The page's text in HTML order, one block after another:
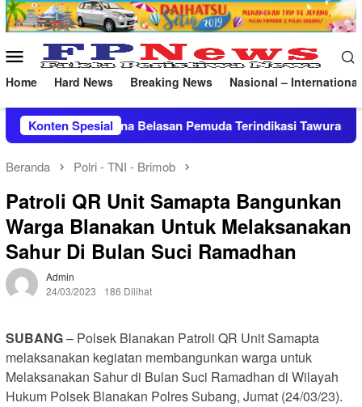
Loncat
ke
Menu
Mobile
Home Hard News Breaking News Nasional – International
Konten Spesial
Pemuda Terindikasi Tawuran dan Minta Orang Tua Perketat
Beranda Polri - TNI - Brimob
Patroli QR Unit Samapta Bangunkan
Warga Blanakan Untuk Melaksanakan
Sahur Di Bulan Suci Ramadhan
Admin
24/03/2023
186 Dilihat
SUBANG– Polsek Blanakan Patroli QR Unit Samapta
melaksanakan kegiatan membangunkan warga untuk
Melaksanakan Sahur di Bulan Suci Ramadhan di Wilayah
Hukum Polsek Blanakan Polres Subang, Jumat (24/03/23).